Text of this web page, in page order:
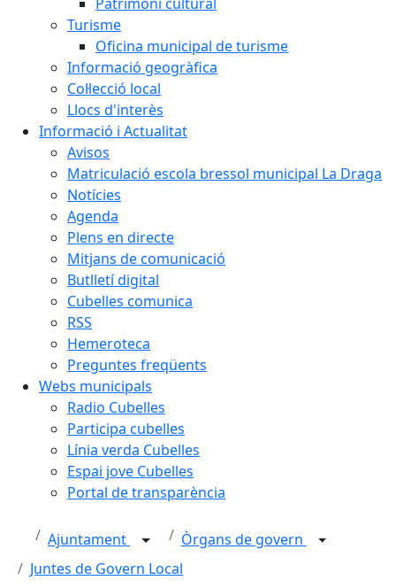
Turisme
Oficina municipal de turisme
Informació geogràfica
Col·lecció local
Llocs d'interès
Informació i Actualitat
Avisos
Matriculació escola bressol municipal La Draga
Notícies
Agenda
Plens en directe
Mitjans de comunicació
Butlletí digital
Cubelles comunica
RSS
Hemeroteca
Preguntes freqüents
Webs municipals
Radio Cubelles
Participa cubelles
Línia verda Cubelles
Espai jove Cubelles
Portal de transparència
Ajuntament
Òrgans de govern
Juntes de Govern Local